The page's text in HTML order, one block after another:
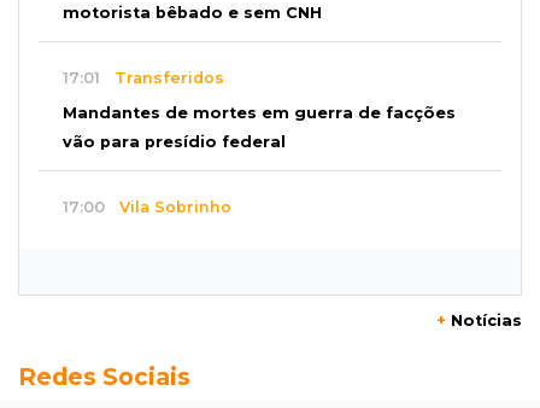
motorista bêbado e sem CNH
17:01 Transferidos
Mandantes de mortes em guerra de facções
vão para presídio federal
17:00 Vila Sobrinho
Pet shop é recorrente na venda de cães "fake"
+ Notícias
Redes Sociais